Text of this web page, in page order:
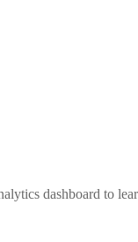
dashboard to